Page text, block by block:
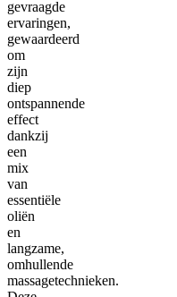
gevraagde
ervaringen,
gewaardeerd
om
zijn
diep
ontspannende
effect
dankzij
een
mix
van
essentiële
oliën
en
langzame,
omhullende
massagetechnieken.